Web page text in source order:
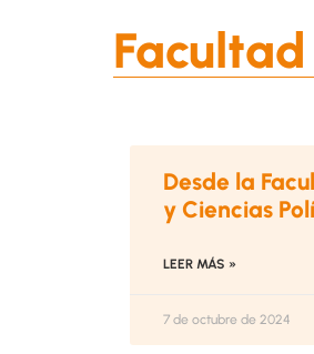
Desde la
y Ciencias
LEER MÁS »
7 de octubre de 2024